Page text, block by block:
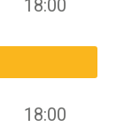
18:00
18:00